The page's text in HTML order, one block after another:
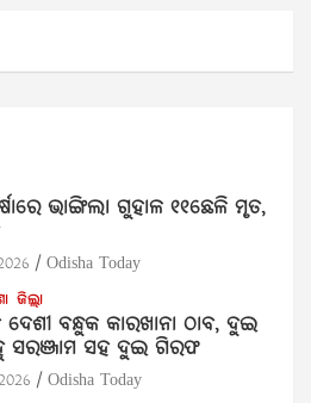
ଭାଙ୍ଗିଲା ଗୁହାଳ ୧୧ଛେଳି ମୃତ,
Odisha Today
ଜିଲ୍ଲା
ବନ୍ଧୁକ କାରଖାନା ଠାବ, ଦୁଇ
ସରଞ୍ଜାମ ସହ ଦୁଇ ଗିରଫ
Odisha Today